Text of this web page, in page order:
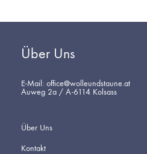
Über Uns
E-Mail: office@wolleundstaune.at
Auweg 2a / A-6114 Kolsass
Über Uns
Kontakt